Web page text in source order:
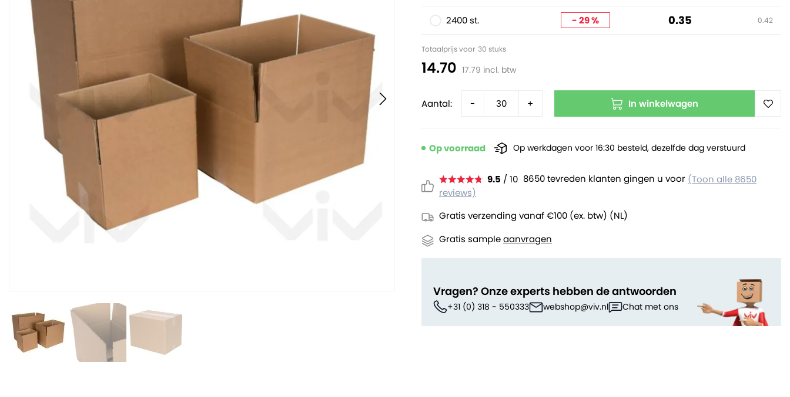
Aantal: - +
Totaalprijs voor 30 stuks
14.70 17.79 incl. btw
In winkelwagen
9.5 / 10 8650 tevreden klanten gingen u voor (Toon alle 8650
reviews)
Gratis verzending vanaf €100 (ex. btw) (NL)
Gratis sampleaanvragen
2400 st. - 29 % 0.35 0.42
Op voorraad Op werkdagen voor 16:30 besteld, dezelfde dag verstuurd
Vragen? Onze experts hebben de antwoorden
+31 (0) 318 - 550333 webshop@viv.nl Chat met ons